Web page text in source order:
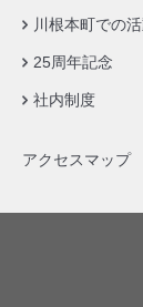
川根本町での
25周年記念
社内制度
アクセスマップ